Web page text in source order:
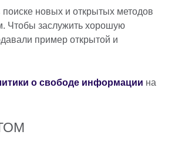
новых и открытых методов
Чтобы заслужить хорошую
пример открытой и
о свободе информации на